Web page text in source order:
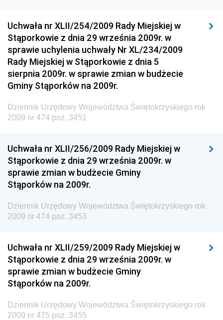
Środowiska
Dziennik Urzędowy Ministerstwa Administracji,
Gospodarki Terenowej i Ochrony Środowiska
Dziennik Urzędowy Ministerstwa Administracji i
Gospodarki Przestrzennej
Dziennik Urzędowy Unii Europejskiej, L
Dziennik Urzędowy Ministerstwa Komunikacji
Chemicznego i Lekkiego
Dziennik Urzędowy Ministerstwa Rolnictwa i
Gospodarki Żywnościowej
Społecznej
Dziennik Urzędowy Ministra Cyfryzacji
Dziennik Urzędowy Ministra Infrastruktury i
Budownictwa
Dziennik Urzędowy Ministra Gospodarki Morskiej i
Dziennik Urzędowy Ministra Energii
Uchwała nr XLII/254/2009 Rady Miejskiej w
Stąporkowie z dnia 29 września 2009r. w
sprawie uchylenia uchwały Nr XL/234/2009
Rady Miejskiej w Stąporkowie z dnia 5
sierpnia 2009r. w sprawie zmian w budżecie
Gminy Stąporków na 2009r.
Dziennik Urzędowy Województwa Świętokrzyskiego rok
2009 nr 474 poz. 3451
Uchwała nr XLII/256/2009 Rady Miejskiej w
Stąporkowie z dnia 29 września 2009r. w
sprawie zmian w budżecie Gminy
Stąporków na 2009r.
Dziennik Urzędowy Województwa Świętokrzyskiego rok
2009 nr 474 poz. 3453
Uchwała nr XLII/259/2009 Rady Miejskiej w
Stąporkowie z dnia 29 września 2009r. w
sprawie zmian w budżecie Gminy
Stąporków na 2009r.
Dziennik Urzędowy Województwa Świętokrzyskiego rok
2009 nr 475 poz. 3455